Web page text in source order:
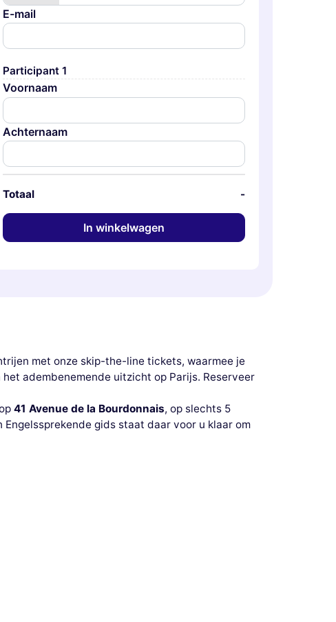
E-mail
Participant 1
Voornaam
Achternaam
Totaal -
In winkelwagen
met onze skip-the-line tickets, waarmee je
adembenemende uitzicht op Parijs. Reserveer
41 Avenue de la Bourdonnais, op slechts 5
Engelssprekende gids staat daar voor u klaar om